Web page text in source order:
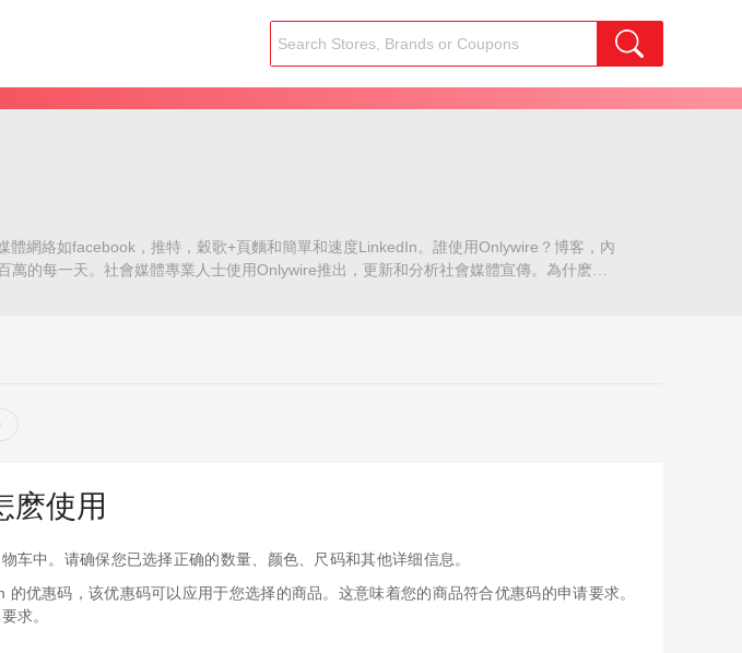
網絡如facebook，推特，穀歌+頁麵和簡單和速度LinkedIn。誰使用Onlywire？博客，內
的每一天。社會媒體專業人士使用Onlywire推出，更新和分析社會媒體宣傳。為什麽使
麽使用
车中。请确保您已选择正确的数量、颜色、尺码和其他详细信息。
优惠码，该优惠码可以应用于您选择的商品。这意味着您的商品符合优惠码的申请要求。
求。